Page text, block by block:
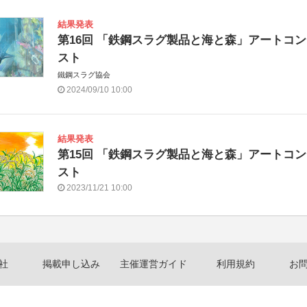
結果発表
第16回 「鉄鋼スラグ製品と海と森」アートコ
スト
鐵鋼スラグ協会
2024/09/10 10:00
結果発表
第15回 「鉄鋼スラグ製品と海と森」アートコ
スト
2023/11/21 10:00
掲載申し込み 主催運営ガイド 利用規約 お